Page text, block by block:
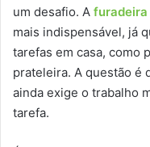
um desafio. A furadeira
mais indispensável, já
tarefas em casa, como
prateleira. A questão é
ainda exige o trabalho
tarefa.